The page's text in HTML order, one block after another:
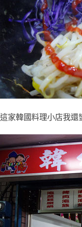
這家韓國料理小店我還